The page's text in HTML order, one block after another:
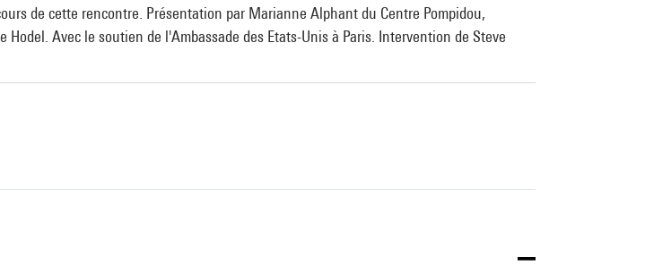
de cette rencontre. Présentation par Marianne Alphant du Centre Pompidou,
Avec le soutien de l'Ambassade des Etats-Unis à Paris. Intervention de Steve